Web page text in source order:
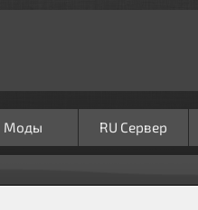
Моды RU Сервер